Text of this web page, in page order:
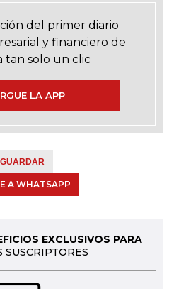
del primer diario
y financiero de
tan solo un clic
LA APP
GUARDAR
A WHATSAPP
EXCLUSIVOS PARA
SUSCRIPTORES